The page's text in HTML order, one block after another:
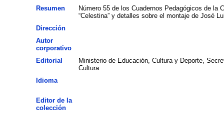
Resumen
Número 55 de los Cuadernos Pedagógicos de la
“Celestina” y detalles sobre el montaje de José
Dirección
Autor
corporativo
Editorial
Ministerio de Educación, Cultura y Deporte,
Cultura
Idioma
Editor de la
colección